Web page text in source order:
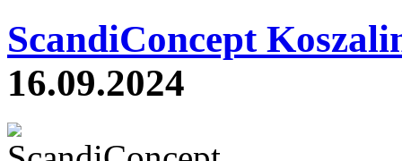
ScandiConcept
16.09.2024